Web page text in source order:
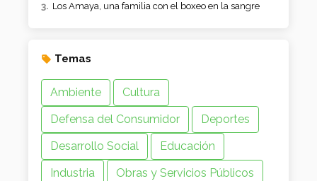
Los Amaya, una familia con el boxeo en la sangre
Temas
Ambiente
Cultura
Defensa del Consumidor
Deportes
Desarrollo Social
Educación
Industria
Obras y Servicios Públicos